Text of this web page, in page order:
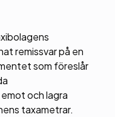
remissvar på en
som föreslår
och lagra
taxametrar.